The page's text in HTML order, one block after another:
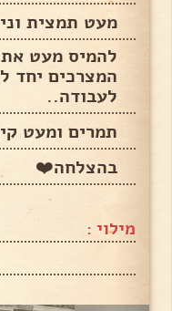
מעט תמצית
להמיס מעט
המצרכים יחד
לעבודה..
תמרים ומעט
בהצלחה❤️
מילוי :